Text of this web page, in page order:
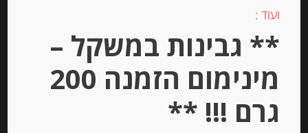
מחיר ל 100 גרם: 32.67 ש"ח
יחידות
ועוד :
** גבינות במשקל –
מינימום הזמנה 200
גרם !!! **